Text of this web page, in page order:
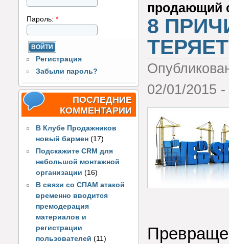
Пароль: *
Регистрация
Забыли пароль?
ПОСЛЕДНИЕ
КОММЕНТАРИИ
В Клубе Продажников
новый бармен (17)
Подскажите CRM для
небольшой монтажной
организации (16)
В связи со СПАМ атакой
временно вводится
премодерация
материалов и
регистрации
пользователей(11)
продающий
8
02/01/2015